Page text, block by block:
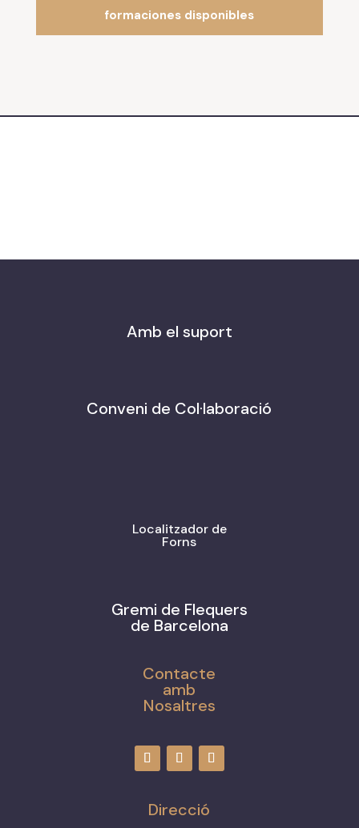
formaciones disponibles
Amb el suport
Conveni de Col·laboració
Localitzador de
Forns
Gremi de Flequers
de Barcelona
Contacte
amb
Nosaltres
Direcció